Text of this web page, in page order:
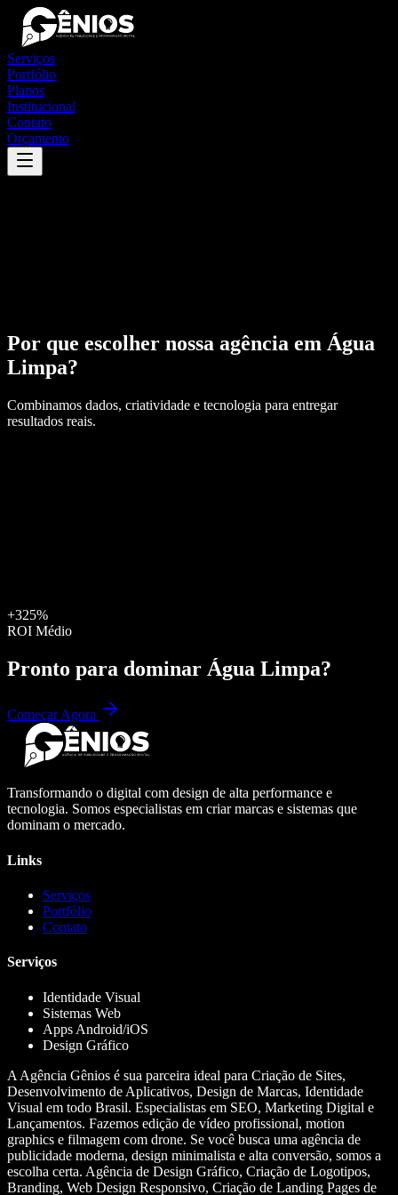
Serviços
Portfólio
Planos
Institucional
Contato
Orçamento
Por que escolher nossa agência em Água
Limpa?
Combinamos dados, criatividade e tecnologia para entregar
resultados reais.
+325%
ROI Médio
Pronto para dominar Água Limpa?
Começar Agora
Transformando o digital com design de alta performance e
tecnologia. Somos especialistas em criar marcas e sistemas que
dominam o mercado.
Links
Serviços
Portfólio
Contato
Serviços
Identidade Visual
Sistemas Web
Apps Android/iOS
Design Gráfico
A Agência Gênios é sua parceira ideal para Criação de Sites,
Desenvolvimento de Aplicativos, Design de Marcas, Identidade
Visual em todo Brasil. Especialistas em SEO, Marketing Digital e
Lançamentos. Fazemos edição de vídeo profissional, motion
graphics e filmagem com drone. Se você busca uma agência de
publicidade moderna, design minimalista e alta conversão, somos a
escolha certa. Agência de Design Gráfico, Criação de Logotipos,
Branding, Web Design Responsivo, Criação de Landing Pages de